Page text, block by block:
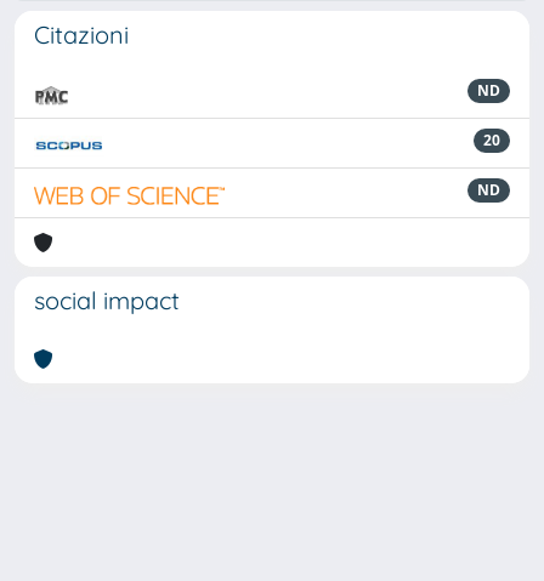
Citazioni
ND
20
ND
social impact